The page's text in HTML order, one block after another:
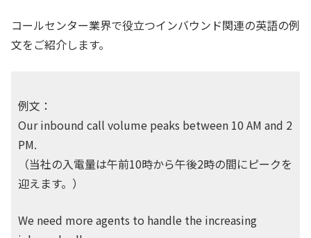
コールセンター業界で役立つインバウンド関連の英語の例
文をご紹介します。
例文：
Our inbound call volume peaks between 10 AM and 2
PM.
（当社の入電量は午前10時から午後2時の間にピークを
迎えます。）
We need more agents to handle the increasing